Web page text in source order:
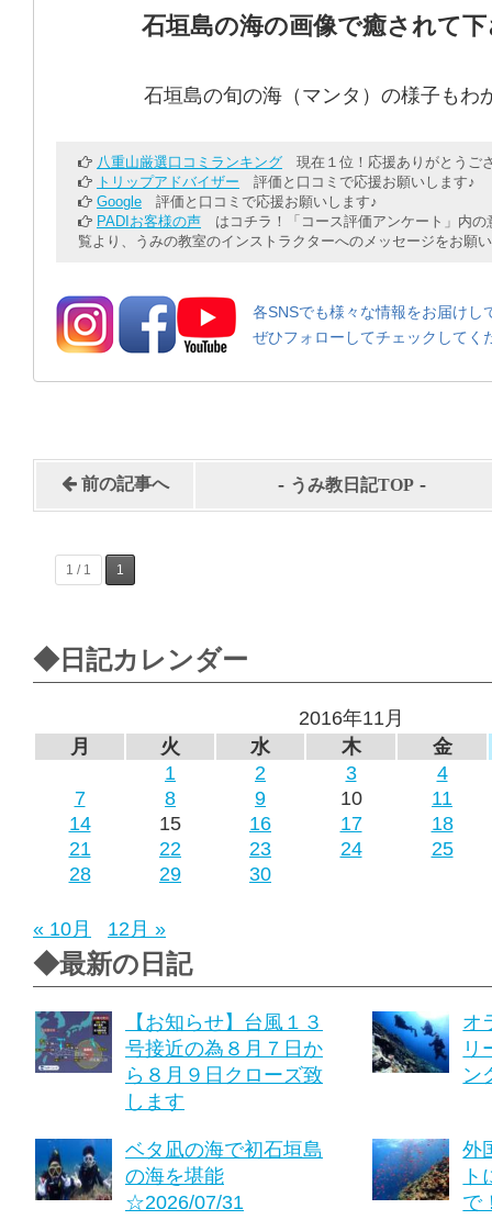
石垣島の海の画像で癒されて
石垣島の旬の海（マンタ）の様子もわ
八重山厳選口コミランキング 現在１位！応援ありがとうご
トリップアドバイザー 評価と口コミで応援お願いします♪
Google 評価と口コミで応援お願いします♪
PADIお客様の声 はコチラ！「コース評価アンケート」内の
覧より、うみの教室のインストラクターへのメッセージをお願
各SNSでも様々な情報をお届けし
ぜひフォローしてチェックしてく
前の記事へ - うみ教日記TOP -
1 / 1 1
◆日記カレンダー
2016年11月
月
火 水 木
金
1
2 3
4
7
8 9 10
11
14
15 16 17
18
21
22 23 24
25
28
29 30
« 10月 12月 »
◆最新の日記
【お知らせ】台風１３
号接近の為８月７日か
ら８月９日クローズ致
します
オ
リ
ン
ベタ凪の海で初石垣島
の海を堪能
☆2026/07/31
外
ト
で